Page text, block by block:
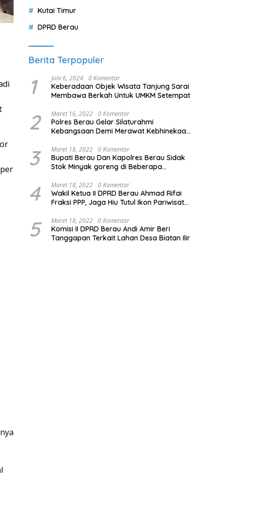
Kutai Timur
DPRD Berau
Berita Terpopuler
1 Juni 6, 2024 0 Komentar
Keberadaan Objek Wisata Tanjung Sarai
Membawa Berkah Untuk UMKM Setempat
2 Maret 16, 2022 0 Komentar
Polres Berau Gelar Silaturahmi
Kebangsaan Demi Merawat Kebhinekaan
3 Maret 18, 2022 0 Komentar
Bupati Berau Dan Kapolres Berau Sidak
Stok Minyak goreng di Beberapa
4 Maret 18, 2022 0 Komentar
Wakil Ketua II DPRD Berau Ahmad Rifai
Fraksi PPP, Jaga Hiu Tutul Ikon Pariwisata
5 Maret 18, 2022 0 Komentar
Komisi II DPRD Berau Andi Amir Beri
Tanggapan Terkait Lahan Desa Biatan Ilir